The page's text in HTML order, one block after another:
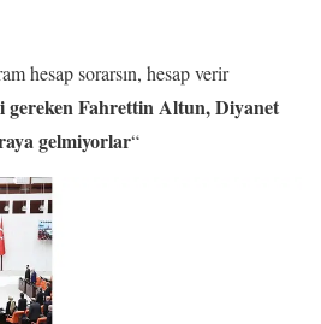
hesap sorarsın, hesap verir
gereken Fahrettin Altun, Diyanet
gelmiyorlar“